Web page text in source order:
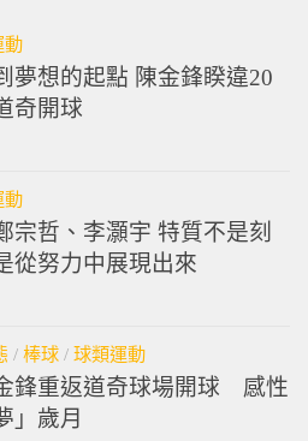
動
夢想的起點 陳金鋒睽違20
奇開球
動
宗哲、李灝宇 特質不是刻
從努力中展現出來
/ 棒球 / 球類運動
鋒重返道奇球場開球 感性
」歲月